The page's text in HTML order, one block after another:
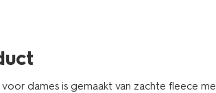
dames is gemaakt van zachte fleece